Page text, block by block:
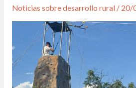
Noticias sobre desarrollo rural / 20/
del
programa
con
Raíz”,